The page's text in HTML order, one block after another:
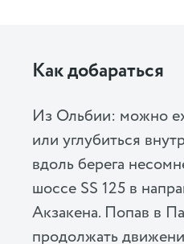
Как добараться
Из Ольбии: можно
или углубиться
вдоль берега
шоссе SS 125 в
Акзакена. Попав в
продолжать